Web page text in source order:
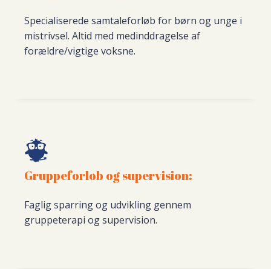
Specialiserede samtaleforløb for børn og unge i
mistrivsel. Altid med medinddragelse af
forældre/vigtige voksne.
Gruppeforløb og supervision:
Faglig sparring og udvikling gennem
gruppeterapi og supervision.